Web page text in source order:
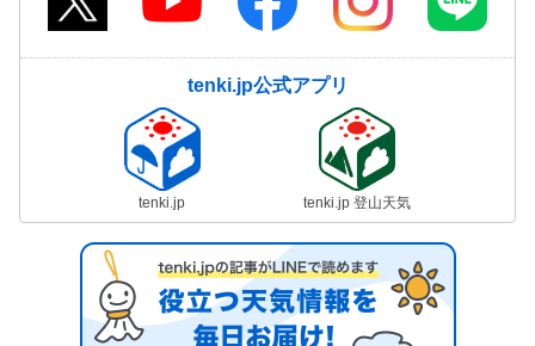
tenki.jp公式アプリ
tenki.jp tenki.jp 登山天気